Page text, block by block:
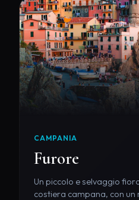
CAMPANIA
Furore
Un piccolo e selvaggio
costiera campana, con un